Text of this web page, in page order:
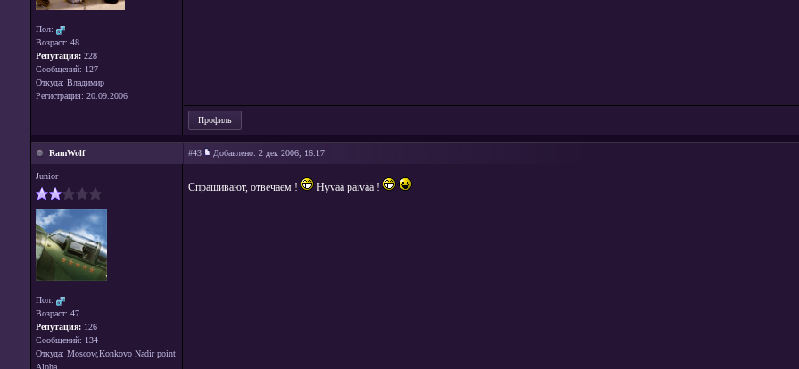
Пол:
Возраст: 48
Репутация: 228
Сообщений: 127
Откуда: Владимир
Регистрация: 20.09.2006
Профиль
RamWolf
Junior
Пол:
Возраст: 47
Репутация: 126
Сообщений: 134
Откуда: Moscow,Konkovo Nadir point
Alpha
#43 Добавлено: 2 дек 2006, 16:17
Спрашивают, отвечаем ! Hyvää päivää !